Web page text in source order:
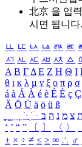
北京 을 입
시면 됩니다.
ㅥ ㅦ ㅧ ㅨ ㅩ ㅪ
ㅺ ㅻ ㅼ ㅽ ㅾ ㅿ
Α Β ΓΔ Ε Ζ Η Θ Ι
θ ι κ λ μ ν ξ ο π ρ σ
á à Á À é è É È ç Ç
Ä Ö Ü ä ö ü ß
ִֶֹ ֻּ ׁׂ ת צ מ נ ה ב
‘ ’ “ ” 〔 〕 〈 〉
± × ÷ ≠ ≤ ≥ ∞ ∴ ♂